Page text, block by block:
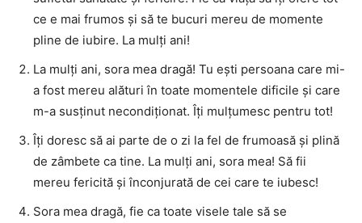
ce e mai frumos și să te bucuri mereu de momente
pline de iubire. La mulți ani!
La mulți ani, sora mea dragă! Tu ești persoana care mi-
a fost mereu alături în toate momentele dificile și care
m-a susținut necondiționat. Îți mulțumesc pentru tot!
Îți doresc să ai parte de o zi la fel de frumoasă și plină
de zâmbete ca tine. La mulți ani, sora mea! Să fii
mereu fericită și înconjurată de cei care te iubesc!
Sora mea dragă, fie ca toate visele tale să se